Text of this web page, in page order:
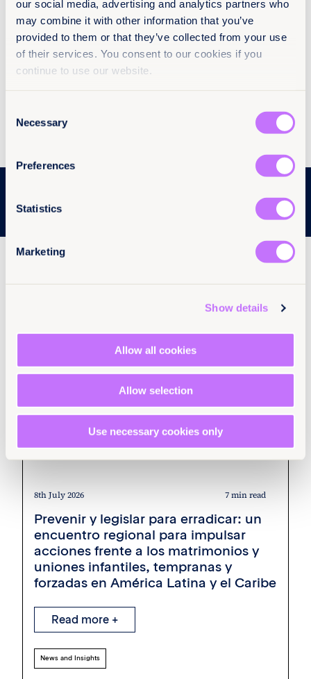
our social media, advertising and analytics partners who
may combine it with other information that you’ve
provided to them or that they’ve collected from your use
of their services. You consent to our cookies if you
continue to use our website.
Selection
Necessary
Preferences
Statistics
Marketing
Show details
Allow all cookies
Allow selection
Use necessary cookies only
aprobación de una legislación específica es una
deuda pendiente que debe saldarse cuanto antes.
Esta ley no solo debe garantizar mecanismos de
prevención, protección y atención a las
sobrevivientes, sino también contar con recursos
suficientes y sostenibles, junto con el
compromiso firme de todas las instituciones
More articles
8th July 2026 7 min read
Prevenir y legislar para erradicar: un
encuentro regional para impulsar
acciones frente a los matrimonios y
uniones infantiles, tempranas y
forzadas en América Latina y el Caribe
Read more +
News and Insights